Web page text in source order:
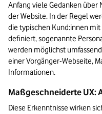
Anfang viele Gedanken
der Website. In der Regel
die typischen Kund:innen
definiert, sogenannte
werden möglichst
einer Vorgänger-Webseite,
Informationen.
Maßgeschneiderte UX:
Diese Erkenntnisse wirken